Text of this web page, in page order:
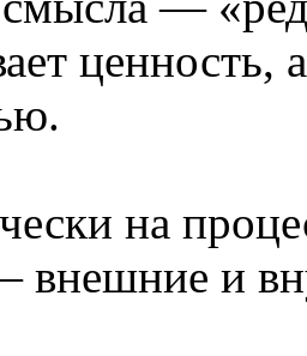
ценность,
на
внешние и